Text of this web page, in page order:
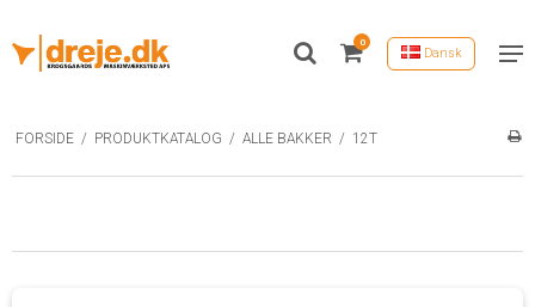
0
Dansk
FORSIDE / PRODUKTKATALOG / ALLE BAKKER / 12T